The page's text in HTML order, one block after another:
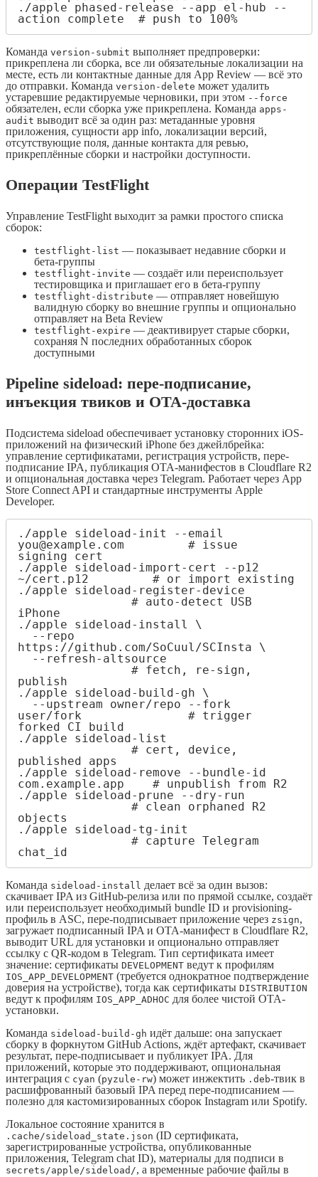
./apple phased-release --app el-hub --
action complete  # push to 100%
Команда version-submit выполняет предпроверки:
прикреплена ли сборка, все ли обязательные локализации на
месте, есть ли контактные данные для App Review — всё это
до отправки. Команда version-delete может удалить
устаревшие редактируемые черновики, при этом --force
обязателен, если сборка уже прикреплена. Команда apps-
audit выводит всё за один раз: метаданные уровня
приложения, сущности app info, локализации версий,
отсутствующие поля, данные контакта для ревью,
прикреплённые сборки и настройки доступности.
Операции TestFlight
Управление TestFlight выходит за рамки простого списка
сборок:
testflight-list — показывает недавние сборки и
бета-группы
testflight-invite — создаёт или переиспользует
тестировщика и приглашает его в бета-группу
testflight-distribute — отправляет новейшую
валидную сборку во внешние группы и опционально
отправляет на Beta Review
testflight-expire — деактивирует старые сборки,
сохраняя N последних обработанных сборок
доступными
Pipeline sideload: пере-подписание,
инъекция твиков и OTA-доставка
Подсистема sideload обеспечивает установку сторонних iOS-
приложений на физический iPhone без джейлбрейка:
управление сертификатами, регистрация устройств, пере-
подписание IPA, публикация OTA-манифестов в Cloudflare R2
и опциональная доставка через Telegram. Работает через App
Store Connect API и стандартные инструменты Apple
Developer.
./apple sideload-init --email
you@example.com         # issue
signing cert
./apple sideload-import-cert --p12
~/cert.p12         # or import existing
./apple sideload-register-device
                # auto-detect USB
iPhone
./apple sideload-install \
https://github.com/SoCuul/SCInsta \
                # fetch, re-sign,
publish
./apple sideload-build-gh \
user/fork               # trigger
forked CI build
./apple sideload-list
                # cert, device,
published apps
./apple sideload-remove --bundle-id
com.example.app    # unpublish from R2
./apple sideload-prune --dry-run
                # clean orphaned R2
objects
./apple sideload-tg-init
                # capture Telegram
chat_id
Команда sideload-install делает всё за один вызов:
скачивает IPA из GitHub-релиза или по прямой ссылке, создаёт
или переиспользует необходимый bundle ID и provisioning-
профиль в ASC, пере-подписывает приложение через zsign,
загружает подписанный IPA и OTA-манифест в Cloudflare R2,
выводит URL для установки и опционально отправляет
ссылку с QR-кодом в Telegram. Тип сертификата имеет
значение: сертификаты DEVELOPMENT ведут к профилям
IOS_APP_DEVELOPMENT (требуется однократное подтверждение
доверия на устройстве), тогда как сертификаты DISTRIBUTION
ведут к профилям IOS_APP_ADHOC для более чистой OTA-
установки.
Команда sideload-build-gh идёт дальше: она запускает
сборку в форкнутом GitHub Actions, ждёт артефакт, скачивает
результат, пере-подписывает и публикует IPA. Для
приложений, которые это поддерживают, опциональная
интеграция с cyan (pyzule-rw) может инжектить .deb-твик в
расшифрованный базовый IPA перед пере-подписанием —
полезно для кастомизированных сборок Instagram или Spotify.
Локальное состояние хранится в
.cache/sideload_state.json (ID сертификата,
зарегистрированные устройства, опубликованные
приложения, Telegram chat ID), материалы для подписи в
secrets/apple/sideload/, а временные рабочие файлы в